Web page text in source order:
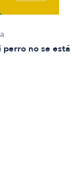
perro no se está